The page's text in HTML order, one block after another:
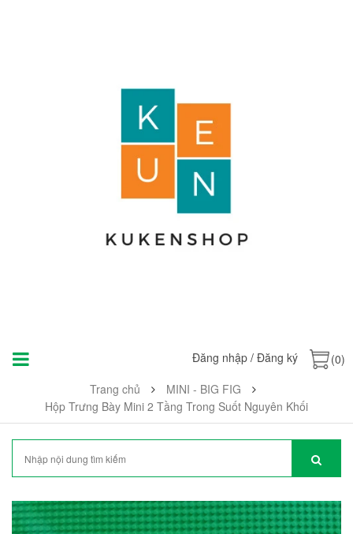
Đăng nhập / Đăng ký
(0)
Trang chủ
MINI - BIG FIG
Hộp Trưng Bày Mini 2 Tầng Trong Suốt Nguyên Khối